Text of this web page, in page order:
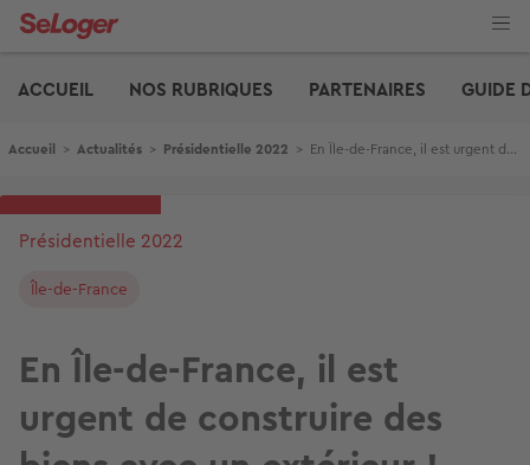
Aller
ACCUEIL
NOS RUBRIQUES PARTENAIRES GUIDE
Fil d'Ariane
Accueil > Actualités > Présidentielle 2022 > En Île-de-France, il est urgent de construire des biens avec un extérieur !
Présidentielle 2022
Île-de-France
En Île-de-France, il est
urgent de construire des